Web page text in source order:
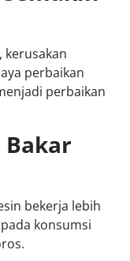
kerusakan
perbaikan
perbaikan
Bakar
bekerja lebih
konsumsi